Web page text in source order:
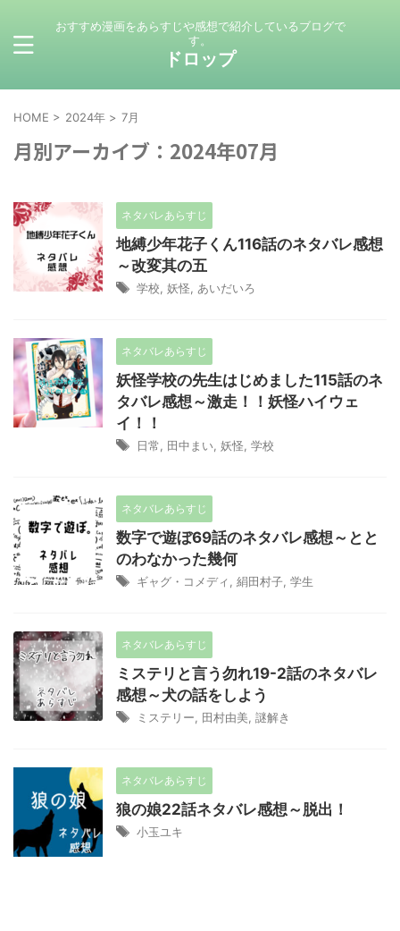
おすすめ漫画をあらすじや感想で紹介しているブログで
す。
ドロップ
HOME > 2024年 > 7月
月別アーカイブ：2024年07月
ネタバレあらすじ
地縛少年花子くん116話のネタバレ感想
～改変其の五
学校 妖怪 あいだいろ
ネタバレあらすじ
妖怪学校の先生はじめました115話のネ
タバレ感想～激走！！妖怪ハイウェ
イ！！
日常 田中まい 妖怪 学校
ネタバレあらすじ
数字で遊ぼ69話のネタバレ感想～とと
のわなかった幾何
ギャグ・コメディ 絹田村子 学生
ネタバレあらすじ
ミステリと言う勿れ19-2話のネタバレ
感想～犬の話をしよう
ミステリー 田村由美 謎解き
ネタバレあらすじ
狼の娘22話ネタバレ感想～脱出！
小玉ユキ